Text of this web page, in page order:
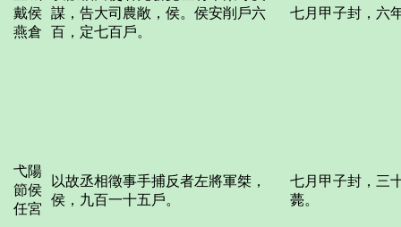
戴侯
燕倉
謀，告大司農敞，侯。侯安削戶六
百，定七百戶。
七月甲子封，六
弋陽
節侯
任宮
以故丞相徵事手捕反者左將軍桀，
侯，九百一十五戶。
七月甲子封，三
薨。